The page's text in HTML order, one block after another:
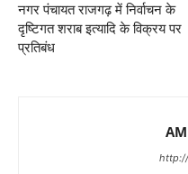
नगर पंचायत राजगढ़ में निर्वाचन के
दृष्टिगत शराब इत्यादि के विक्रय पर
प्रतिबंध